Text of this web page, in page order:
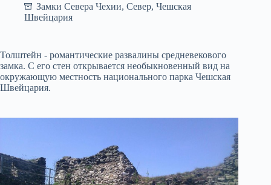
Замки Севера Чехии, Север, Чешская
Швейцария
Толштейн - романтические развалины средневекового
замка. С его стен открывается необыкновенный вид на
окружающую местность национального парка Чешская
Швейцария.